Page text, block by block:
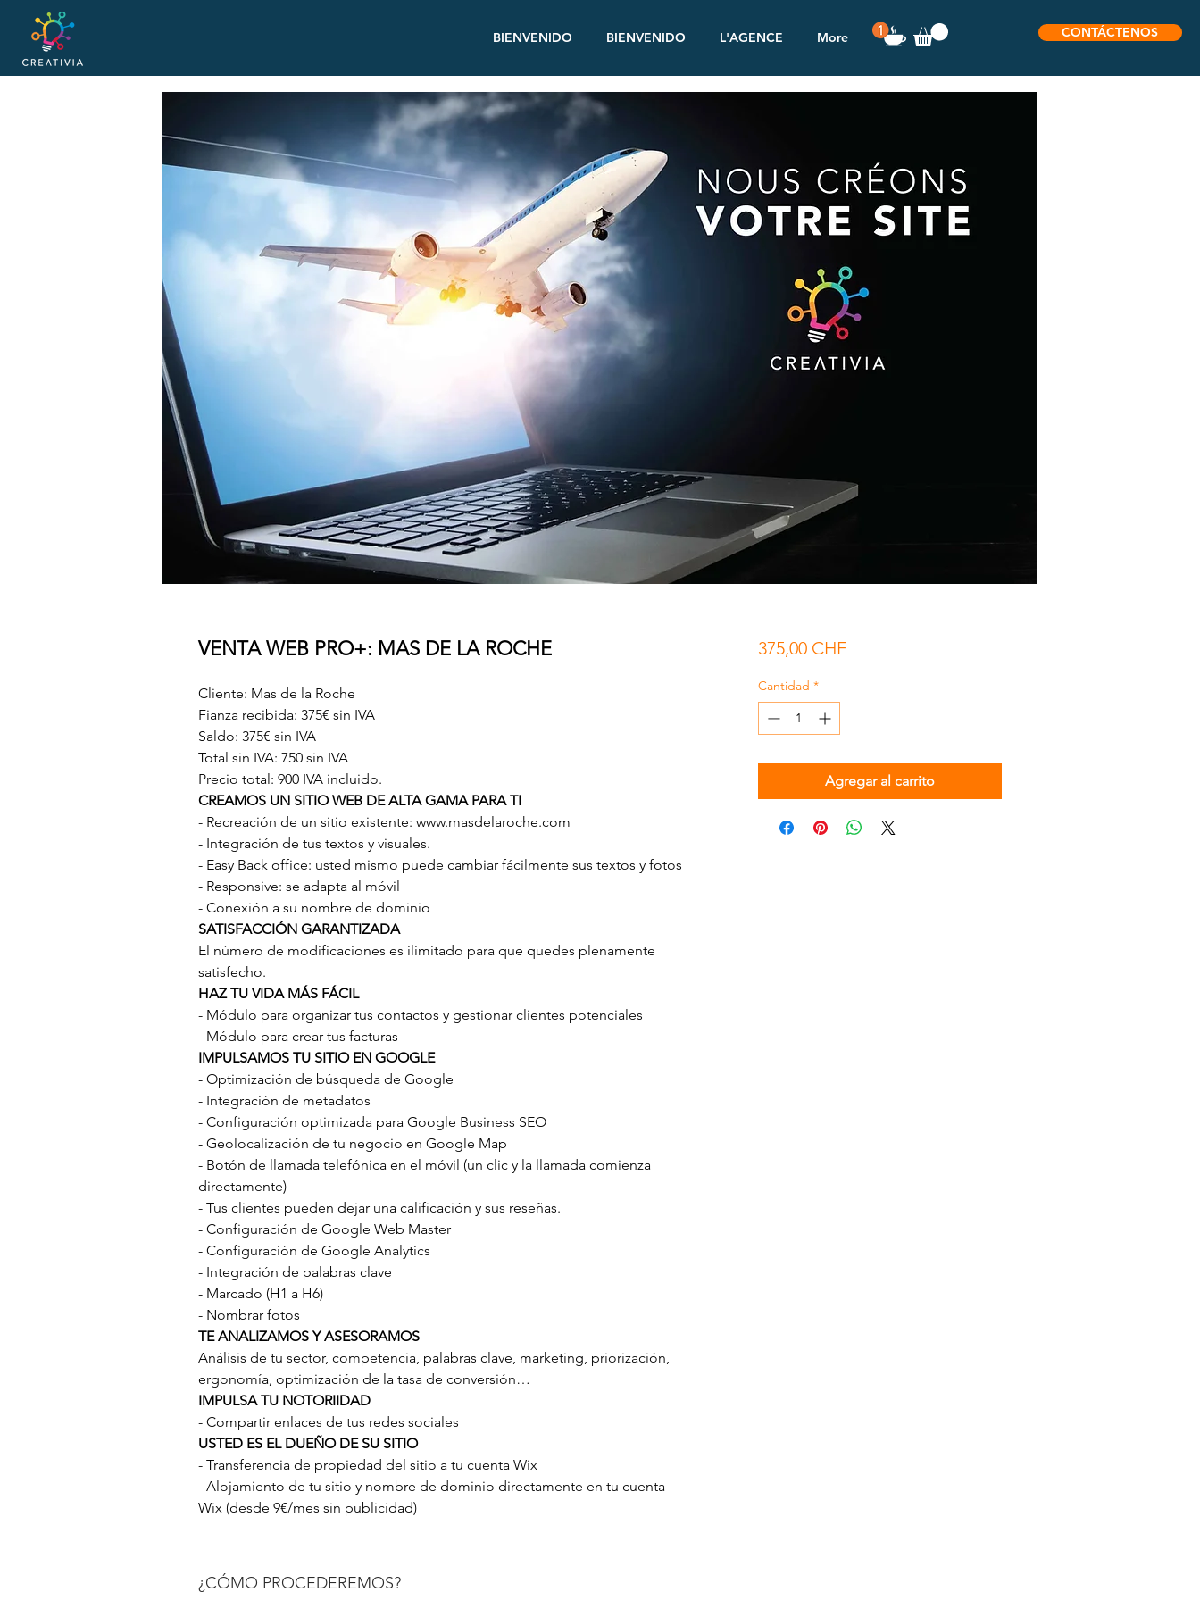
BIENVENIDO BIENVENIDO L'AGENCE More CONTÁCTENOS
VENTA WEB PRO+: MAS DE LA ROCHE
Cliente: Mas de la Roche
Fianza recibida: 375€ sin IVA
Saldo: 375€ sin IVA
Total sin IVA: 750 sin IVA
Precio total: 900 IVA incluido.
CREAMOS UN SITIO WEB DE ALTA GAMA PARA TI
- Recreación de un sitio existente: www.masdelaroche.com
- Integración de tus textos y visuales.
- Easy Back office: usted mismo puede cambiar fácilmente sus textos y fotos
- Responsive: se adapta al móvil
- Conexión a su nombre de dominio
SATISFACCIÓN GARANTIZADA
El número de modificaciones es ilimitado para que quedes plenamente
satisfecho.
HAZ TU VIDA MÁS FÁCIL
- Módulo para organizar tus contactos y gestionar clientes potenciales
- Módulo para crear tus facturas
IMPULSAMOS TU SITIO EN GOOGLE
- Optimización de búsqueda de Google
- Integración de metadatos
- Configuración optimizada para Google Business SEO
- Geolocalización de tu negocio en Google Map
- Botón de llamada telefónica en el móvil (un clic y la llamada comienza
directamente)
- Tus clientes pueden dejar una calificación y sus reseñas.
- Configuración de Google Web Master
- Configuración de Google Analytics
- Integración de palabras clave
- Marcado (H1 a H6)
- Nombrar fotos
TE ANALIZAMOS Y ASESORAMOS
Análisis de tu sector, competencia, palabras clave, marketing, priorización,
ergonomía, optimización de la tasa de conversión…
IMPULSA TU NOTORIIDAD
- Compartir enlaces de tus redes sociales
USTED ES EL DUEÑO DE SU SITIO
- Transferencia de propiedad del sitio a tu cuenta Wix
- Alojamiento de tu sitio y nombre de dominio directamente en tu cuenta
Wix (desde 9€/mes sin publicidad)
¿CÓMO PROCEDEREMOS?
375,00 CHFPrecio
Cantidad *
Agregar al carrito